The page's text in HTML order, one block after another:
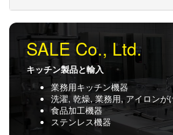
SALE Co., Ltd.
キッチン製品と輸入
業務用キッチン機器
洗濯, 乾燥, 業務用, アイロンが
食品加工機器
ステンレス機器